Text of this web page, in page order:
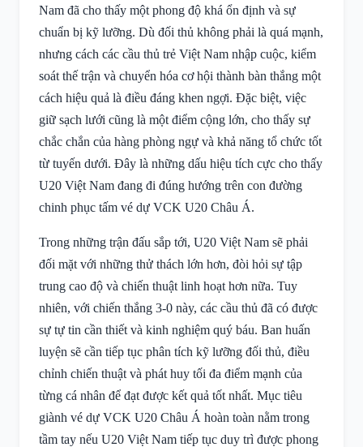
Nam đã cho thấy một phong độ khá ổn định và sự
chuẩn bị kỹ lưỡng. Dù đối thủ không phải là quá mạnh,
nhưng cách các cầu thủ trẻ Việt Nam nhập cuộc, kiểm
soát thế trận và chuyển hóa cơ hội thành bàn thắng một
cách hiệu quả là điều đáng khen ngợi. Đặc biệt, việc
giữ sạch lưới cũng là một điểm cộng lớn, cho thấy sự
chắc chắn của hàng phòng ngự và khả năng tổ chức tốt
từ tuyến dưới. Đây là những dấu hiệu tích cực cho thấy
U20 Việt Nam đang đi đúng hướng trên con đường
chinh phục tấm vé dự VCK U20 Châu Á.
Trong những trận đấu sắp tới, U20 Việt Nam sẽ phải
đối mặt với những thử thách lớn hơn, đòi hỏi sự tập
trung cao độ và chiến thuật linh hoạt hơn nữa. Tuy
nhiên, với chiến thắng 3-0 này, các cầu thủ đã có được
sự tự tin cần thiết và kinh nghiệm quý báu. Ban huấn
luyện sẽ cần tiếp tục phân tích kỹ lưỡng đối thủ, điều
chỉnh chiến thuật và phát huy tối đa điểm mạnh của
từng cá nhân để đạt được kết quả tốt nhất. Mục tiêu
giành vé dự VCK U20 Châu Á hoàn toàn nằm trong
tầm tay nếu U20 Việt Nam tiếp tục duy trì được phong